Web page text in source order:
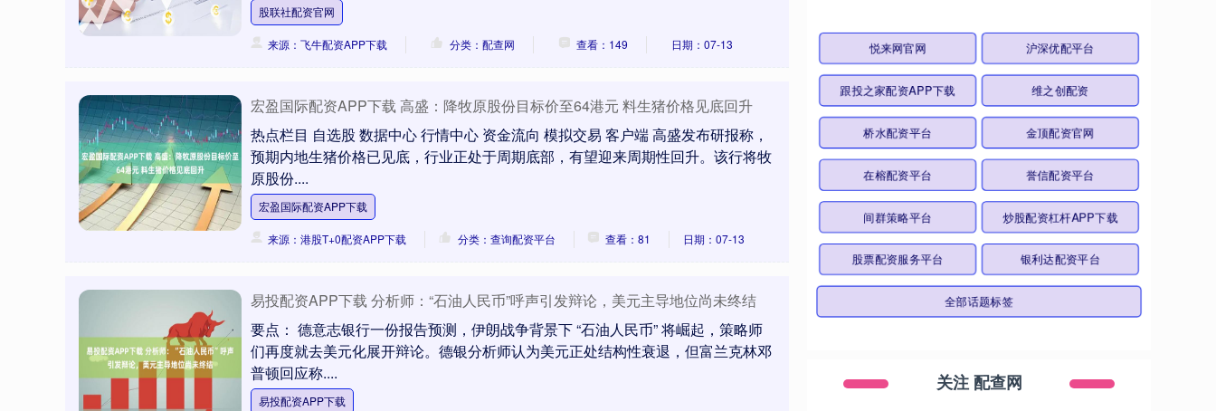
股联社配资官网
来源：飞牛配资APP下载 分类：配查网 查看：149 日期：07-13
宏盈国际配资APP下载 高盛：降牧原股份目标价至64港元 料生猪价格见底回升
热点栏目 自选股 数据中心 行情中心 资金流向 模拟交易 客户端 高盛发布研报称，
预期内地生猪价格已见底，行业正处于周期底部，有望迎来周期性回升。该行将牧
原股份....
宏盈国际配资APP下载
来源：港股T+0配资APP下载 分类：查询配资平台 查看：81 日期：07-13
易投配资APP下载 分析师：“石油人民币”呼声引发辩论，美元主导地位尚未终结
要点： 德意志银行一份报告预测，伊朗战争背景下 “石油人民币” 将崛起，策略师
们再度就去美元化展开辩论。德银分析师认为美元正处结构性衰退，但富兰克林邓
普顿回应称....
易投配资APP下载
悦来网官网 沪深优配平台
跟投之家配资APP下载 维之创配资
桥水配资平台 金顶配资官网
在榕配资平台 誉信配资平台
间群策略平台 炒股配资杠杆APP下载
股票配资服务平台 银利达配资平台
全部话题标签
关注 配查网